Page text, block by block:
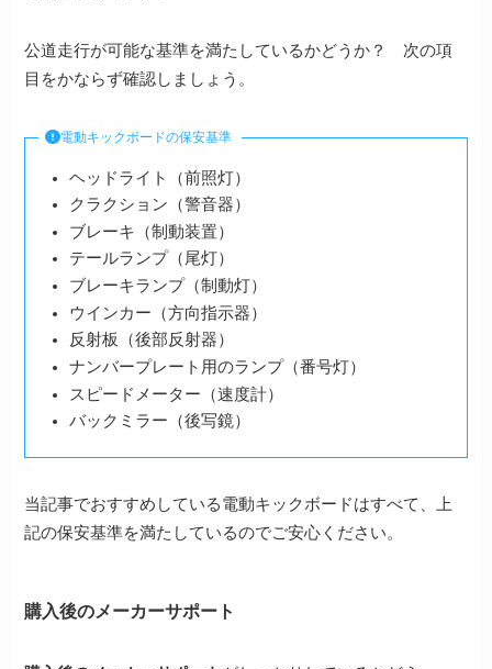
公道走行が可能な基準を満たしているかどうか？ 次の項
目をかならず確認しましょう。
電動キックボードの保安基準
ヘッドライト（前照灯）
クラクション（警音器）
ブレーキ（制動装置）
テールランプ（尾灯）
ブレーキランプ（制動灯）
ウインカー（方向指示器）
反射板（後部反射器）
ナンバープレート用のランプ（番号灯）
スピードメーター（速度計）
バックミラー（後写鏡）
当記事でおすすめしている電動キックボードはすべて、上
記の保安基準を満たしているのでご安心ください。
購入後のメーカーサポート